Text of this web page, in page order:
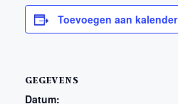
Toevoegen aan kalender
GEGEVENS
Datum: